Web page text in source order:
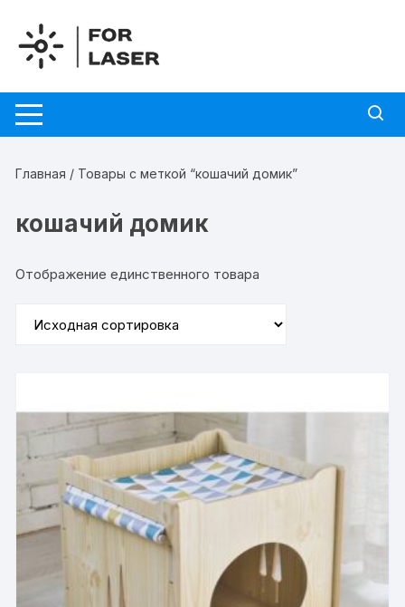
содержимому
Главная / Товары с меткой “кошачий домик”
кошачий домик
Отображение единственного товара